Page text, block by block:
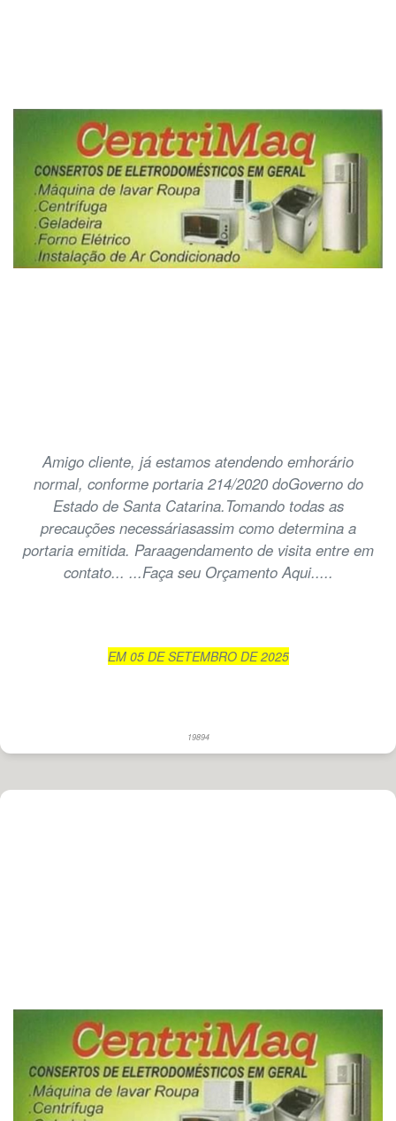
Amigo cliente, já estamos atendendo emhorário
normal, conforme portaria 214/2020 doGoverno do
Estado de Santa Catarina.Tomando todas as
precauções necessáriasassim como determina a
portaria emitida. Paraagendamento de visita entre em
contato... ...Faça seu Orçamento Aqui.....
EM 05 DE SETEMBRO DE 2025
19894